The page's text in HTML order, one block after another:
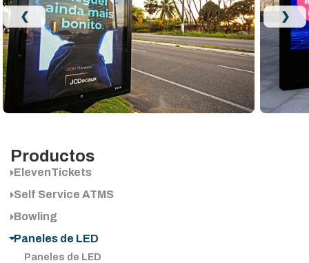
❮ ❯
Productos
ElevenTickets
Self Service ATMS
Bowling
Paneles de LED
Paneles de LED